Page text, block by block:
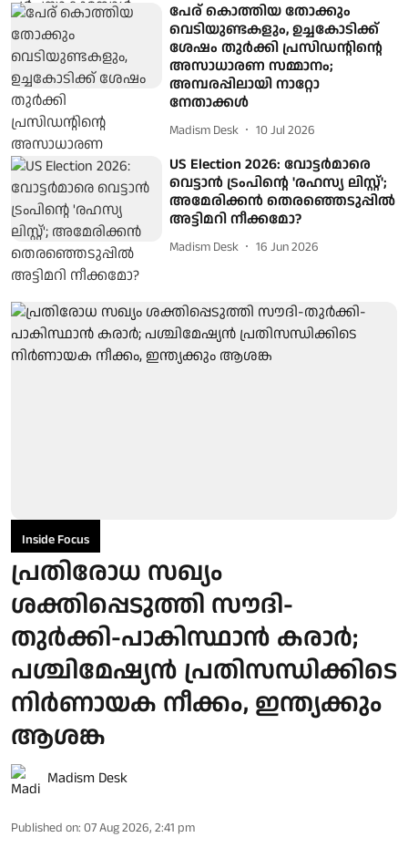
പേര് കൊത്തിയ തോക്കും
വെടിയുണ്ടകളും, ഉച്ചകോടിക്ക്
ശേഷം തുര്‍ക്കി പ്രസിഡന്റിന്റെ
അസാധാരണ സമ്മാനം;
അമ്പരപ്പിലായി നാറ്റോ
നേതാക്കള്‍
Madism Desk 10 Jul 2026
US Election 2026: വോട്ടര്‍മാരെ
വെട്ടാന്‍ ട്രംപിന്റെ 'രഹസ്യ ലിസ്റ്റ്';
അമേരിക്കന്‍ തെരഞ്ഞെടുപ്പില്‍
അട്ടിമറി നീക്കമോ?
Madism Desk 16 Jun 2026
Inside Focus
പ്രതിരോധ സഖ്യം
ശക്തിപ്പെടുത്തി സൗദി-
തുര്‍ക്കി-പാകിസ്ഥാന്‍ കരാര്‍;
പശ്ചിമേഷ്യന്‍ പ്രതിസന്ധിക്കിടെ
നിര്‍ണായക നീക്കം, ഇന്ത്യക്കും
ആശങ്ക
Madism Desk
Published on: 07 Aug 2026, 2:41 pm